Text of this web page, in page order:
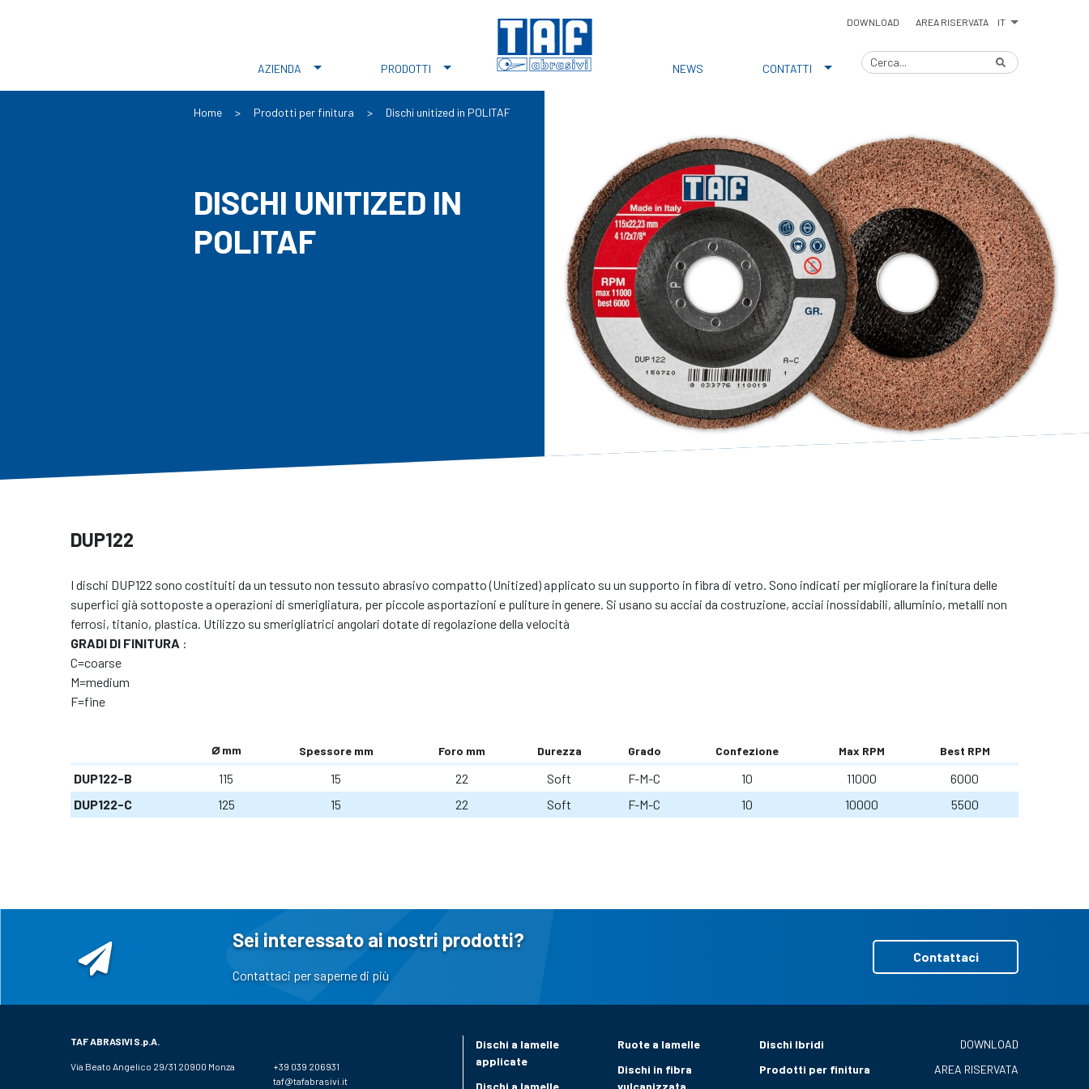
DOWNLOAD AREA RISERVATA IT
AZIENDA PRODOTTI NEWS CONTATTI
Home > Prodotti per finitura > Dischi unitized in POLITAF
DISCHI UNITIZED IN
POLITAF
DUP122
I dischi DUP122 sono costituiti da un tessuto non tessuto abrasivo compatto (Unitized) applicato su un supporto in fibra di vetro. Sono indicati per migliorare la finitura delle
superfici già sottoposte a operazioni di smerigliatura, per piccole asportazioni e puliture in genere. Si usano su acciai da costruzione, acciai inossidabili, alluminio, metalli non
ferrosi, titanio, plastica. Utilizzo su smerigliatrici angolari dotate di regolazione della velocità
GRADI DI FINITURA :
C=coarse
M=medium
F=fine
⌀mm Spessore mm Foro mm Durezza Grado Confezione Max RPM Best RPM
DUP122-B 115 15 22 Soft F-M-C 10 11000
6000
DUP122-C
125 15 22 Soft F-M-C 10 10000 5500
Sei interessato ai nostri prodotti?
Contattaci per saperne di più
Contattaci
TAF ABRASIVI S.p.A.
Via Beato Angelico 29/31 20900 Monza
+39 039 206931
taf@tafabrasivi.it
Dischi a lamelle
applicate
Dischi a lamelle
Ruote a lamelle
Dischi in fibra
vulcanizzata
Dischi Ibridi
Prodotti per finitura
DOWNLOAD
AREA RISERVATA